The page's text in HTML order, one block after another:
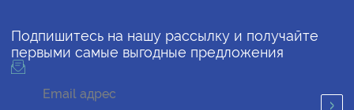
Подпишитесь на нашу рассылку и получайте
первыми самые выгодные предложения